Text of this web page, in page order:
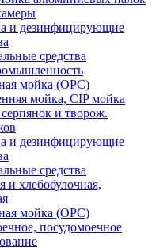
и дезинфицирующие
средства
мойка (ОРС)
мойка, CIP мойка
и творож.
и дезинфицирующие
средства
и хлебобулочная,
мойка (ОРС)
посудомоечное